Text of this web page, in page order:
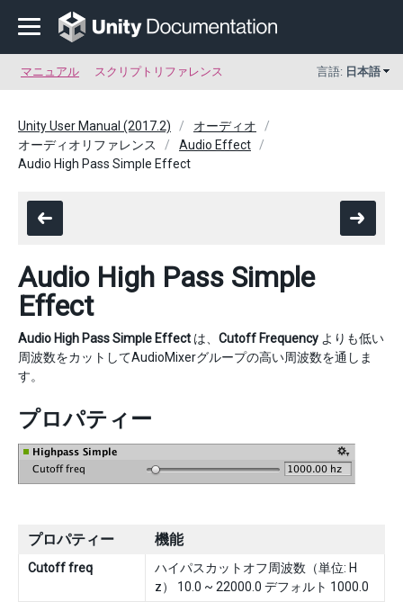
マニュアル スクリプトリファレンス 言語: 日本語
Unity User Manual (2017.2)
オーディオ
オーディオリファレンス
Audio Effect
Audio High Pass Simple Effect
Audio High Pass Simple
Effect
Audio High Pass Simple Effect は、 Cutoff Frequency よりも低い
周波数をカットしてAudioMixerグループの高い周波数を通しま
す。
プロパティー
プロパティー 機能
Cutoff freq
ハイパスカットオフ周波数（単位: H
z） 10.0 ~ 22000.0 デフォルト 1000.0